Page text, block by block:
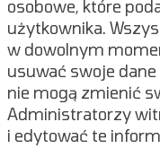
osobowe, które
użytkownika.
w dowolnym
usuwać swoje
nie mogą zmienić
Administratorzy
i edytować te